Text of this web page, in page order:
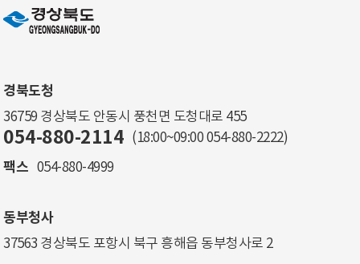
경북도청
36759 경상북도 안동시 풍천면 도청대로 455
054-880-2114 (18:00~09:00 054-880-2222)
팩스 054-880-4999
동부청사
37563 경상북도 포항시 북구 흥해읍 동부청사로 2